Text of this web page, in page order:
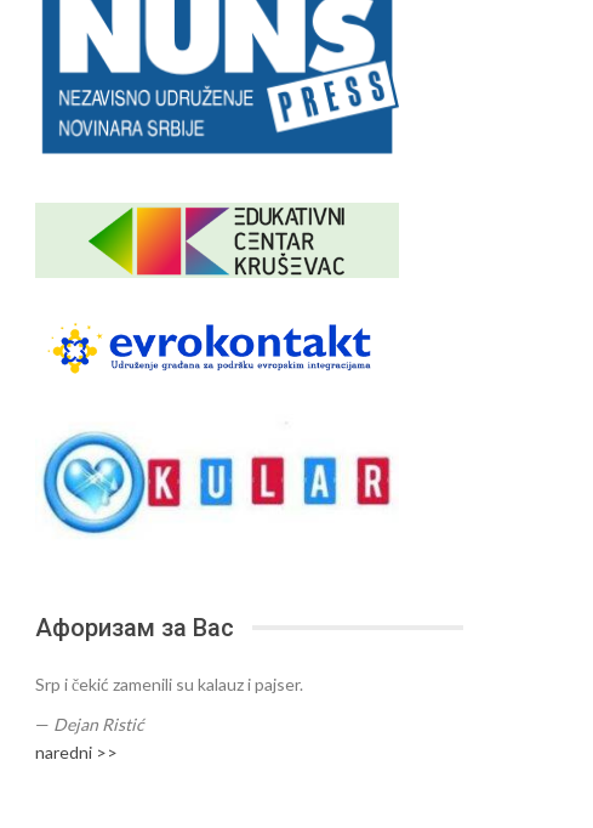
Афоризам за Вас
Srp i čekić zamenili su kalauz i pajser.
— Dejan Ristić
naredni >>